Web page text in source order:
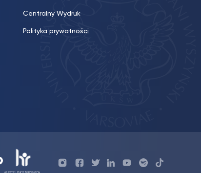
Centralny Wydruk
Polityka prywatności
Profil ProfilProfilProfil UKSWProfilUKSW